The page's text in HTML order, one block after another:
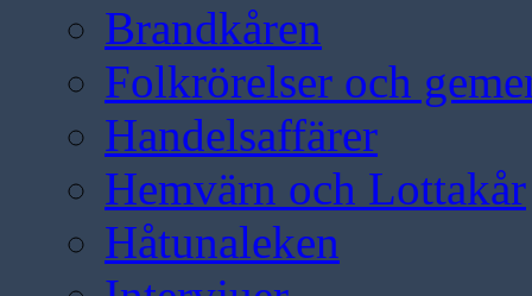
Brandkåren
Folkrörelser och
Handelsaffärer
Hemvärn och Lottakår
Håtunaleken